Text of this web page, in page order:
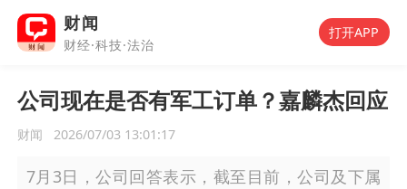
财闻
财经·科技·法治
打开APP
公司现在是否有军工订单？嘉麟杰回应
财闻 2026/07/03 13:01:17
7月3日，公司回答表示，截至目前，公司及下属